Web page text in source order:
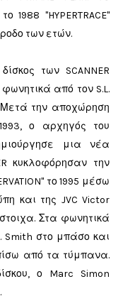
1988 "HYPERTRACE"
των ετών.
των SCANNER
φωνητικά από τον S.L.
Μετά την αποχώρηση
ο αρχηγός του
μια νέα
κυκλοφόρησαν την
το 1995 μέσω
και της JVC Victor
Στα φωνητικά
Smith στο μπάσο και
από τα τύμπανα.
ο Marc Simon